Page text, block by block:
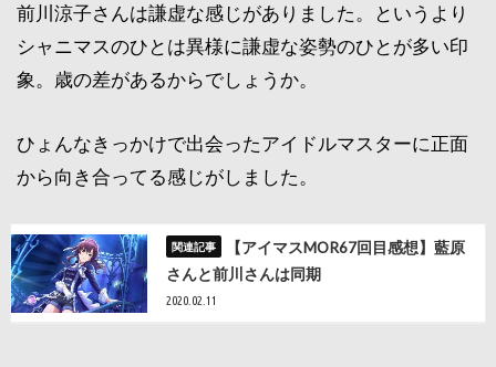
前川涼子さんは謙虚な感じがありました。というより
シャニマスのひとは異様に謙虚な姿勢のひとが多い印
象。歳の差があるからでしょうか。
ひょんなきっかけで出会ったアイドルマスターに正面
から向き合ってる感じがしました。
【アイマスMOR67回目感想】藍原
さんと前川さんは同期
2020.02.11